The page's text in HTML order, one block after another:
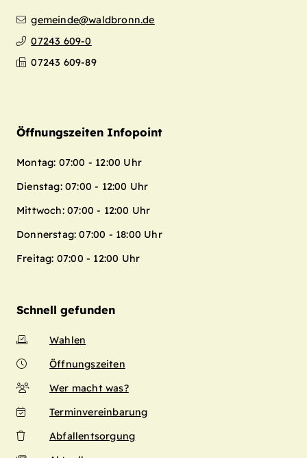
gemeinde@waldbronn.de
07243 609-0
07243 609-89
Öffnungszeiten Infopoint
Montag: 07:00 - 12:00 Uhr
Dienstag: 07:00 - 12:00 Uhr
Mittwoch: 07:00 - 12:00 Uhr
Donnerstag: 07:00 - 18:00 Uhr
Freitag: 07:00 - 12:00 Uhr
Schnell gefunden
Wahlen
Öffnungszeiten
Wer macht was?
Terminvereinbarung
Abfallentsorgung